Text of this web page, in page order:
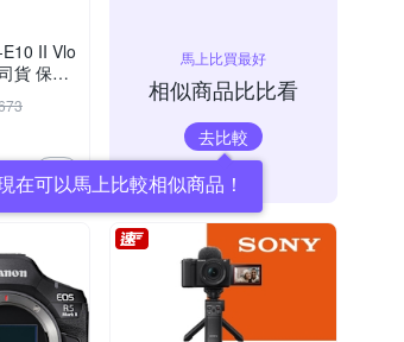
E10 II Vlo
貨 保固1
馬上比買最好
相似商品比比看
去比較